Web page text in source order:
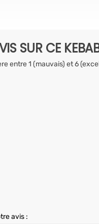
SUR CE
entre 1 (mauvais) et 6
avis :